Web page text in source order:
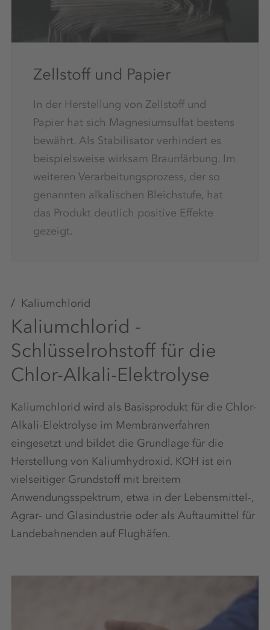
Zellstoff und Papier
In der Herstellung von Zellstoff und
Papier hat sich Magnesiumsulfat bestens
bewährt. Als Stabilisator verhindert es
beispielsweise wirksam Braunfärbung. Im
weiteren Verarbeitungsprozess, der so
genannten alkalischen Bleichstufe, hat
das Produkt deutlich positive Effekte
gezeigt.
Kaliumchlorid
Kaliumchlorid -
Schlüsselrohstoff für die
Chlor-Alkali-Elektrolyse
Kaliumchlorid wird als Basisprodukt für die Chlor-
Alkali-Elektrolyse im Membranverfahren
eingesetzt und bildet die Grundlage für die
Herstellung von Kaliumhydroxid. KOH ist ein
vielseitiger Grundstoff mit breitem
Anwendungsspektrum, etwa in der Lebensmittel-,
Agrar- und Glasindustrie oder als Auftaumittel für
Landebahnenden auf Flughäfen.